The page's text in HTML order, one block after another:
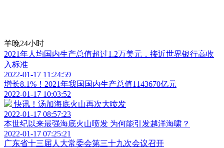
羊晚24小时
2021年人均国内生产总值超过1.2万美元，接近世界银行高收
入标准
2022-01-17 11:24:59
增长8.1%！2021年我国国内生产总值1143670亿元
2022-01-17 10:03:52
快讯！汤加海底火山再次大喷发
2022-01-17 08:57:23
本世纪以来最强海底火山喷发 为何能引发越洋海啸？
2022-01-17 07:25:21
广东省十三届人大常委会第三十九次会议召开